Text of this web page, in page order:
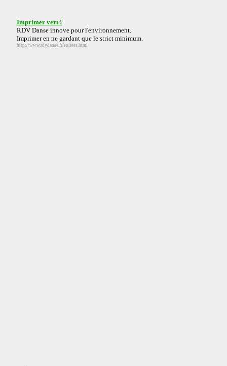
Imprimer vert !
RDV Danse innove pour l'environnement.
Imprimer en ne gardant que le strict minimum.
http://www.rdvdanse.fr/soirees.html